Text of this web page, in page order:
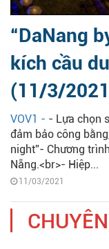
“DaNang
kích cầu
(11/3/
VOV1 - - Lựa chọn
đảm bảo công
night”- Chương
Nẵng.<br>- Hiệp...
11/03/2021